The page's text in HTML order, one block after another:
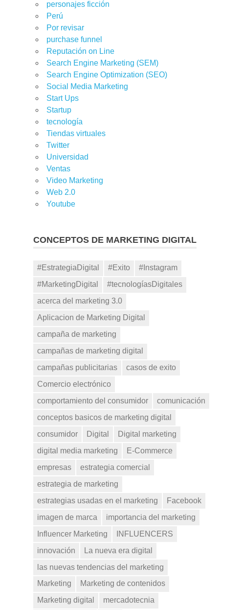
personajes ficción
Perú
Por revisar
purchase funnel
Reputación on Line
Search Engine Marketing (SEM)
Search Engine Optimization (SEO)
Social Media Marketing
Start Ups
Startup
tecnología
Tiendas virtuales
Twitter
Universidad
Ventas
Video Marketing
Web 2.0
Youtube
CONCEPTOS DE MARKETING DIGITAL
#EstrategiaDigital #Exito
#Instagram
#MarketingDigital
#tecnologíasDigitales
acerca del marketing 3.0
Aplicacion de Marketing Digital
campaña de marketing
campañas de marketing digital
campañas publicitarias
casos de exito
Comercio electrónico
comportamiento del consumidor
comunicación
conceptos basicos de marketing digital
consumidor
Digital
Digital marketing
digital media marketing
E-Commerce
empresas
estrategia comercial
estrategia de marketing
estrategias usadas en el marketing
Facebook
imagen de marca
importancia del marketing
Influencer Marketing
INFLUENCERS
innovación
La nueva era digital
las nuevas tendencias del marketing
Marketing
Marketing de contenidos
Marketing digital
mercadotecnia